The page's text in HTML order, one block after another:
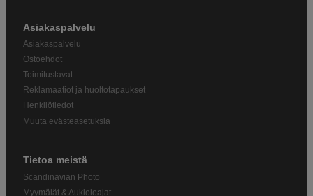
Asiakaspalvelu
Asiakaspalvelu
Ostoehdot
Toimitustavat
Reklamaatiot ja huoltotapaukset
Henkilötiedot
Muuta evästeasetuksia
Tietoa meistä
Scandinavian Photo
Myymälät & Aukioloajat